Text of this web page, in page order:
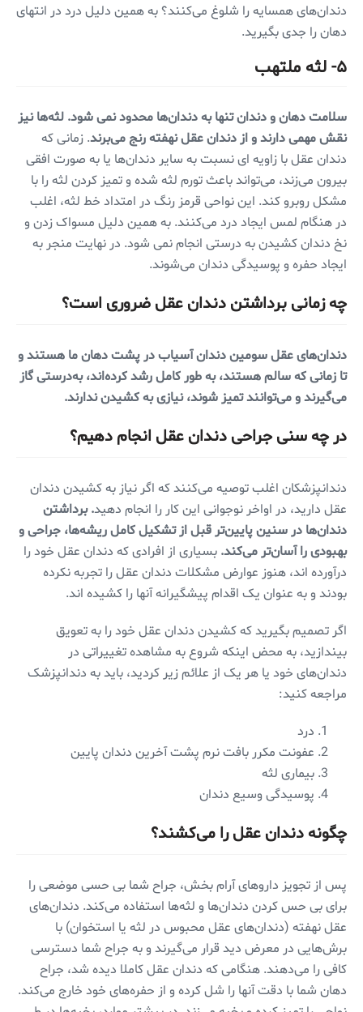
دندان‌های همسایه را شلوغ می‌کنند؟ به همین دلیل درد در انتهای
دهان را جدی بگیرید.
۵- لثه ملتهب
سلامت دهان و دندان تنها به دندان‌ها محدود نمی شود. لثه‌ها نیز
نقش مهمی دارند و از دندان عقل نهفته رنج می‌برند. زمانی که
دندان عقل با زاویه ای نسبت به سایر دندان‌ها یا به صورت افقی
بیرون می‌زند، می‌تواند باعث تورم لثه شده و تمیز کردن لثه را با
مشکل روبرو کند. این نواحی قرمز رنگ در امتداد خط لثه، اغلب
در هنگام لمس ایجاد درد می‌کنند. به همین دلیل مسواک زدن و
نخ دندان کشیدن به درستی انجام نمی شود. در نهایت منجر به
ایجاد حفره و پوسیدگی دندان می‌شوند.
چه زمانی برداشتن دندان عقل ضروری است؟
دندان‌های عقل سومین دندان آسیاب در پشت دهان ما هستند و
تا زمانی که سالم هستند، به طور کامل رشد کرده‌اند، به‌درستی گاز
می‌گیرند و می‌توانند تمیز شوند، نیازی به کشیدن ندارند.
در چه سنی جراحی دندان عقل انجام دهیم؟
دندانپزشکان اغلب توصیه می‌کنند که اگر نیاز به کشیدن دندان
عقل دارید، در اواخر نوجوانی این کار را انجام دهید. برداشتن
دندان‌ها در سنین پایین‌تر قبل از تشکیل کامل ریشه‌ها، جراحی و
بهبودی را آسان‌تر می‌کند. بسیاری از افرادی که دندان عقل خود را
درآورده اند، هنوز عوارض مشکلات دندان عقل را تجربه نکرده
بودند و به عنوان یک اقدام پیشگیرانه آنها را کشیده اند.
اگر تصمیم بگیرید که کشیدن دندان عقل خود را به تعویق
بیندازید، به محض اینکه شروع به مشاهده تغییراتی در
دندان‌های خود یا هر یک از علائم زیر کردید، باید به دندانپزشک
مراجعه کنید:
درد
عفونت مکرر بافت نرم پشت آخرین دندان پایین
بیماری لثه
پوسیدگی وسیع دندان
چگونه دندان عقل را می‌کشند؟
پس از تجویز داروهای آرام بخش، جراح شما بی حسی موضعی را
برای بی حس کردن دندان‌ها و لثه‌ها استفاده می‌کند. دندان‌های
عقل نهفته (دندان‌های عقل محبوس در لثه یا استخوان) با
برش‌هایی در معرض دید قرار می‌گیرند و به جراح شما دسترسی
کافی را می‌دهند. هنگامی که دندان عقل کاملا دیده شد، جراح
دهان شما با دقت آنها را شل کرده و از حفره‌های خود خارج می‌کند.